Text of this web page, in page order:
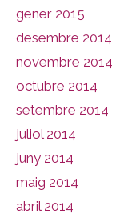
gener 2015
desembre 2014
novembre 2014
octubre 2014
setembre 2014
juliol 2014
juny 2014
maig 2014
abril 2014